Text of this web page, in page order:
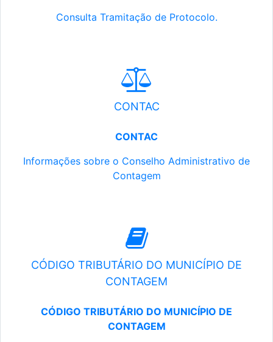
Consulta Tramitação de Protocolo.
CONTAC
CONTAC
Informações sobre o Conselho Administrativo de
Contagem
CÓDIGO TRIBUTÁRIO DO MUNICÍPIO DE
CONTAGEM
CÓDIGO TRIBUTÁRIO DO MUNICÍPIO DE
CONTAGEM